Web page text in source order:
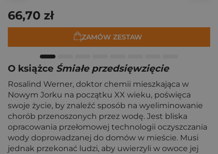
66,70 zł
ZAMÓW ZESTAW
O książce Śmiałe przedsięwzięcie
Rosalind Werner, doktor chemii mieszkająca w
Nowym Jorku na początku XX wieku, poświęca
swoje życie, by znaleźć sposób na wyeliminowanie
chorób przenoszonych przez wodę. Jest bliska
opracowania przełomowej technologii oczyszczania
wody doprowadzanej do domów w mieście. Musi
jednak przekonać ludzi, aby uwierzyli w owoce jej